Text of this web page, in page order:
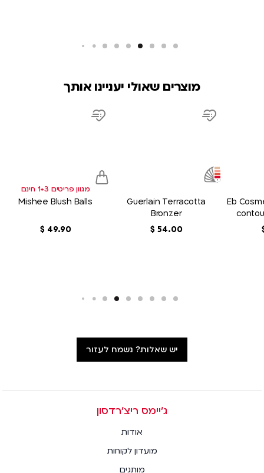
מוצרים שאולי יעניינו אותך
Add
מגוון פריטים 1+3 חינם
Mishee Blush Balls
49.90
$
Add
Guerlain Terracotta
Bronzer
54.00
$
Eb
יש שאלות? נשמח לעזור
ג׳יימס ריצ׳רדסון
אודות
מועדון לקוחות
מותגים